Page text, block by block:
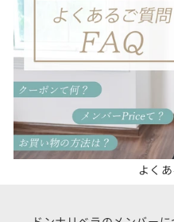
よく